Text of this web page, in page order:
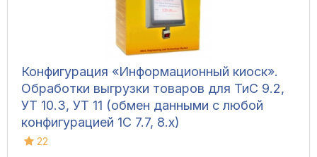
Конфигурация «Информационный киоск».
Обработки выгрузки товаров для ТиС 9.2,
УТ 10.3, УТ 11 (обмен данными с любой
конфигурацией 1С 7.7, 8.х)
22